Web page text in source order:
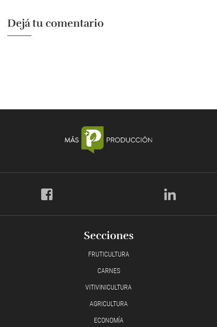
Dejá tu comentario
Secciones
FRUTICULTURA
CARNES
VITIVINICULTURA
AGRICULTURA
ECONOMÍA